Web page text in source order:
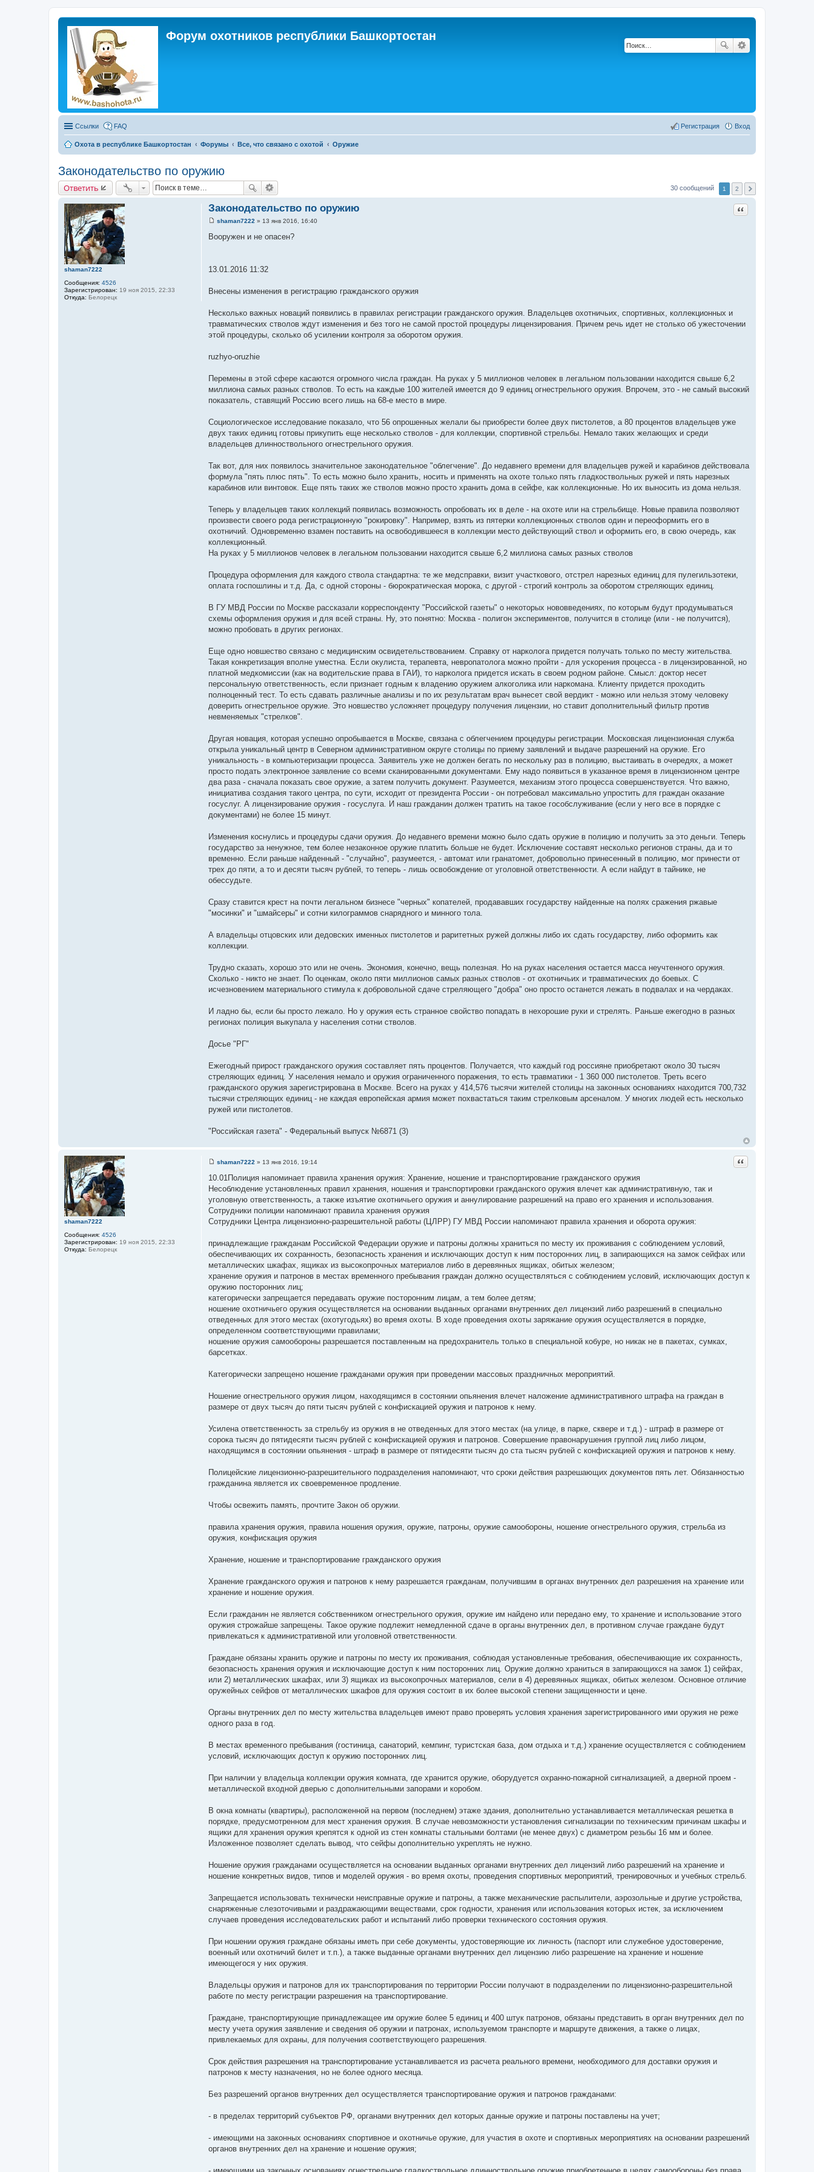
Форум охотников республики Башкортостан
Ссылки FAQ Вход
Регистрация
Охота в республике Башкортостан Форумы Все, что связано с охотой Оружие
Законодательство по оружию
Ответить 30 сообщений 1 2
shaman7222
Сообщения: 4526
Зарегистрирован: 19 ноя 2015, 22:33
Откуда: Белорецк
Законодательство по оружию Цитата
о
н
shaman7222 » 13 янв 2016, 16:40
Вооружен и не опасен?
13.01.2016 11:32
Внесены изменения в регистрацию гражданского оружия
Несколько важных новаций появились в правилах регистрации гражданского оружия. Владельцев охотничьих, спортивных, коллекционных и
травматических стволов ждут изменения и без того не самой простой процедуры лицензирования. Причем речь идет не столько об ужесточении
этой процедуры, сколько об усилении контроля за оборотом оружия.
ruzhyo-oruzhie
Перемены в этой сфере касаются огромного числа граждан. На руках у 5 миллионов человек в легальном пользовании находится свыше 6,2
миллиона самых разных стволов. То есть на каждые 100 жителей имеется до 9 единиц огнестрельного оружия. Впрочем, это - не самый высокий
показатель, ставящий Россию всего лишь на 68-е место в мире.
Социологическое исследование показало, что 56 опрошенных желали бы приобрести более двух пистолетов, а 80 процентов владельцев уже
двух таких единиц готовы прикупить еще несколько стволов - для коллекции, спортивной стрельбы. Немало таких желающих и среди
владельцев длинноствольного огнестрельного оружия.
Так вот, для них появилось значительное законодательное "облегчение". До недавнего времени для владельцев ружей и карабинов действовала
формула "пять плюс пять". То есть можно было хранить, носить и применять на охоте только пять гладкоствольных ружей и пять нарезных
карабинов или винтовок. Еще пять таких же стволов можно просто хранить дома в сейфе, как коллекционные. Но их выносить из дома нельзя.
Теперь у владельцев таких коллекций появилась возможность опробовать их в деле - на охоте или на стрельбище. Новые правила позволяют
произвести своего рода регистрационную "рокировку". Например, взять из пятерки коллекционных стволов один и переоформить его в
охотничий. Одновременно взамен поставить на освободившееся в коллекции место действующий ствол и оформить его, в свою очередь, как
коллекционный.
На руках у 5 миллионов человек в легальном пользовании находится свыше 6,2 миллиона самых разных стволов
Процедура оформления для каждого ствола стандартна: те же медсправки, визит участкового, отстрел нарезных единиц для пулегильзотеки,
оплата госпошлины и т.д. Да, с одной стороны - бюрократическая морока, с другой - строгий контроль за оборотом стреляющих единиц.
В ГУ МВД России по Москве рассказали корреспонденту "Российской газеты" о некоторых нововведениях, по которым будут продумываться
схемы оформления оружия и для всей страны. Ну, это понятно: Москва - полигон экспериментов, получится в столице (или - не получится),
можно пробовать в других регионах.
Еще одно новшество связано с медицинским освидетельствованием. Справку от нарколога придется получать только по месту жительства.
Такая конкретизация вполне уместна. Если окулиста, терапевта, невропатолога можно пройти - для ускорения процесса - в лицензированной, но
платной медкомиссии (как на водительские права в ГАИ), то нарколога придется искать в своем родном районе. Смысл: доктор несет
персональную ответственность, если признает годным к владению оружием алкоголика или наркомана. Клиенту придется проходить
полноценный тест. То есть сдавать различные анализы и по их результатам врач вынесет свой вердикт - можно или нельзя этому человеку
доверить огнестрельное оружие. Это новшество усложняет процедуру получения лицензии, но ставит дополнительный фильтр против
невменяемых "стрелков".
Другая новация, которая успешно опробывается в Москве, связана с облегчением процедуры регистрации. Московская лицензионная служба
открыла уникальный центр в Северном административном округе столицы по приему заявлений и выдаче разрешений на оружие. Его
уникальность - в компьютеризации процесса. Заявитель уже не должен бегать по нескольку раз в полицию, выстаивать в очередях, а может
просто подать электронное заявление со всеми сканированными документами. Ему надо появиться в указанное время в лицензионном центре
два раза - сначала показать свое оружие, а затем получить документ. Разумеется, механизм этого процесса совершенствуется. Что важно,
инициатива создания такого центра, по сути, исходит от президента России - он потребовал максимально упростить для граждан оказание
госуслуг. А лицензирование оружия - госуслуга. И наш гражданин должен тратить на такое гособслуживание (если у него все в порядке с
документами) не более 15 минут.
Изменения коснулись и процедуры сдачи оружия. До недавнего времени можно было сдать оружие в полицию и получить за это деньги. Теперь
государство за ненужное, тем более незаконное оружие платить больше не будет. Исключение составят несколько регионов страны, да и то
временно. Если раньше найденный - "случайно", разумеется, - автомат или гранатомет, добровольно принесенный в полицию, мог принести от
трех до пяти, а то и десяти тысяч рублей, то теперь - лишь освобождение от уголовной ответственности. А если найдут в тайнике, не
обессудьте.
Сразу ставится крест на почти легальном бизнесе "черных" копателей, продававших государству найденные на полях сражения ржавые
"мосинки" и "шмайсеры" и сотни килограммов снарядного и минного тола.
А владельцы отцовских или дедовских именных пистолетов и раритетных ружей должны либо их сдать государству, либо оформить как
коллекции.
Трудно сказать, хорошо это или не очень. Экономия, конечно, вещь полезная. Но на руках населения остается масса неучтенного оружия.
Сколько - никто не знает. По оценкам, около пяти миллионов самых разных стволов - от охотничьих и травматических до боевых. С
исчезновением материального стимула к добровольной сдаче стреляющего "добра" оно просто останется лежать в подвалах и на чердаках.
И ладно бы, если бы просто лежало. Но у оружия есть странное свойство попадать в нехорошие руки и стрелять. Раньше ежегодно в разных
регионах полиция выкупала у населения сотни стволов.
Досье "РГ"
Ежегодный прирост гражданского оружия составляет пять процентов. Получается, что каждый год россияне приобретают около 30 тысяч
стреляющих единиц. У населения немало и оружия ограниченного поражения, то есть травматики - 1 360 000 пистолетов. Треть всего
гражданского оружия зарегистрирована в Москве. Всего на руках у 414,576 тысячи жителей столицы на законных основаниях находится 700,732
тысячи стреляющих единиц - не каждая европейская армия может похвастаться таким стрелковым арсеналом. У многих людей есть несколько
ружей или пистолетов.
"Российская газета" - Федеральный выпуск №6871 (3)
shaman7222
Сообщения: 4526
Зарегистрирован: 19 ноя 2015, 22:33
Откуда: Белорецк
Цитата
о
о
б
е
н
е
shaman7222 » 13 янв 2016, 19:14
10.01Полиция напоминает правила хранения оружия: Хранение, ношение и транспортирование гражданского оружия
Несоблюдение установленных правил хранения, ношения и транспортировки гражданского оружия влечет как административную, так и
уголовную ответственность, а также изъятие охотничьего оружия и аннулирование разрешений на право его хранения и использования.
Сотрудники полиции напоминают правила хранения оружия
Сотрудники Центра лицензионно-разрешительной работы (ЦЛРР) ГУ МВД России напоминают правила хранения и оборота оружия:
принадлежащие гражданам Российской Федерации оружие и патроны должны храниться по месту их проживания с соблюдением условий,
обеспечивающих их сохранность, безопасность хранения и исключающих доступ к ним посторонних лиц, в запирающихся на замок сейфах или
металлических шкафах, ящиках из высокопрочных материалов либо в деревянных ящиках, обитых железом;
хранение оружия и патронов в местах временного пребывания граждан должно осуществляться с соблюдением условий, исключающих доступ к
оружию посторонних лиц;
категорически запрещается передавать оружие посторонним лицам, а тем более детям;
ношение охотничьего оружия осуществляется на основании выданных органами внутренних дел лицензий либо разрешений в специально
отведенных для этого местах (охотугодьях) во время охоты. В ходе проведения охоты заряжание оружия осуществляется в порядке,
определенном соответствующими правилами;
ношение оружия самообороны разрешается поставленным на предохранитель только в специальной кобуре, но никак не в пакетах, сумках,
барсетках.
Категорически запрещено ношение гражданами оружия при проведении массовых праздничных мероприятий.
Ношение огнестрельного оружия лицом, находящимся в состоянии опьянения влечет наложение административного штрафа на граждан в
размере от двух тысяч до пяти тысяч рублей с конфискацией оружия и патронов к нему.
Усилена ответственность за стрельбу из оружия в не отведенных для этого местах (на улице, в парке, сквере и т.д.) - штраф в размере от
сорока тысяч до пятидесяти тысяч рублей с конфискацией оружия и патронов. Совершение правонарушения группой лиц либо лицом,
находящимся в состоянии опьянения - штраф в размере от пятидесяти тысяч до ста тысяч рублей с конфискацией оружия и патронов к нему.
Полицейские лицензионно-разрешительного подразделения напоминают, что сроки действия разрешающих документов пять лет. Обязанностью
гражданина является их своевременное продление.
Чтобы освежить память, прочтите Закон об оружии.
правила хранения оружия, правила ношения оружия, оружие, патроны, оружие самообороны, ношение огнестрельного оружия, стрельба из
оружия, конфискация оружия
Хранение, ношение и транспортирование гражданского оружия
Хранение гражданского оружия и патронов к нему разрешается гражданам, получившим в органах внутренних дел разрешения на хранение или
хранение и ношение оружия.
Если гражданин не является собственником огнестрельного оружия, оружие им найдено или передано ему, то хранение и использование этого
оружия строжайше запрещены. Такое оружие подлежит немедленной сдаче в органы внутренних дел, в противном случае граждане будут
привлекаться к административной или уголовной ответственности.
Граждане обязаны хранить оружие и патроны по месту их проживания, соблюдая установленные требования, обеспечивающие их сохранность,
безопасность хранения оружия и исключающие доступ к ним посторонних лиц. Оружие должно храниться в запирающихся на замок 1) сейфах,
или 2) металлических шкафах, или 3) ящиках из высокопрочных материалов, сели в 4) деревянных ящиках, обитых железом. Основное отличие
оружейных сейфов от металлических шкафов для оружия состоит в их более высокой степени защищенности и цене.
Органы внутренних дел по месту жительства владельцев имеют право проверять условия хранения зарегистрированного ими оружия не реже
одного раза в год.
В местах временного пребывания (гостиница, санаторий, кемпинг, туристская база, дом отдыха и т.д.) хранение осуществляется с соблюдением
условий, исключающих доступ к оружию посторонних лиц.
При наличии у владельца коллекции оружия комната, где хранится оружие, оборудуется охранно-пожарной сигнализацией, а дверной проем -
металлической входной дверью с дополнительными запорами и коробом.
В окна комнаты (квартиры), расположенной на первом (последнем) этаже здания, дополнительно устанавливается металлическая решетка в
порядке, предусмотренном для мест хранения оружия. В случае невозможности установления сигнализации по техническим причинам шкафы и
ящики для хранения оружия крепятся к одной из стен комнаты стальными болтами (не менее двух) с диаметром резьбы 16 мм и более.
Изложенное позволяет сделать вывод, что сейфы дополнительно укреплять не нужно.
Ношение оружия гражданами осуществляется на основании выданных органами внутренних дел лицензий либо разрешений на хранение и
ношение конкретных видов, типов и моделей оружия - во время охоты, проведения спортивных мероприятий, тренировочных и учебных стрельб.
Запрещается использовать технически неисправные оружие и патроны, а также механические распылители, аэрозольные и другие устройства,
снаряженные слезоточивыми и раздражающими веществами, срок годности, хранения или использования которых истек, за исключением
случаев проведения исследовательских работ и испытаний либо проверки технического состояния оружия.
При ношении оружия граждане обязаны иметь при себе документы, удостоверяющие их личность (паспорт или служебное удостоверение,
военный или охотничий билет и т.п.), а также выданные органами внутренних дел лицензию либо разрешение на хранение и ношение
имеющегося у них оружия.
Владельцы оружия и патронов для их транспортирования по территории России получают в подразделении по лицензионно-разрешительной
работе по месту регистрации разрешения на транспортирование.
Граждане, транспортирующие принадлежащее им оружие более 5 единиц и 400 штук патронов, обязаны представить в орган внутренних дел по
месту учета оружия заявление и сведения об оружии и патронах, используемом транспорте и маршруте движения, а также о лицах,
привлекаемых для охраны, для получения соответствующего разрешения.
Срок действия разрешения на транспортирование устанавливается из расчета реального времени, необходимого для доставки оружия и
патронов к месту назначения, но не более одного месяца.
Без разрешений органов внутренних дел осуществляется транспортирование оружия и патронов гражданами:
- в пределах территорий субъектов РФ, органами внутренних дел которых данные оружие и патроны поставлены на учет;
- имеющими на законных основаниях спортивное и охотничье оружие, для участия в охоте и спортивных мероприятиях на основании разрешений
органов внутренних дел на хранение и ношение оружия;